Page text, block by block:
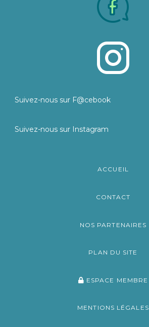
Suivez-nous sur F@cebook
Suivez-nous sur Instagram
ACCUEIL
CONTACT
NOS PARTENAIRES
PLAN DU SITE
ESPACE MEMBRE
MENTIONS LÉGALES